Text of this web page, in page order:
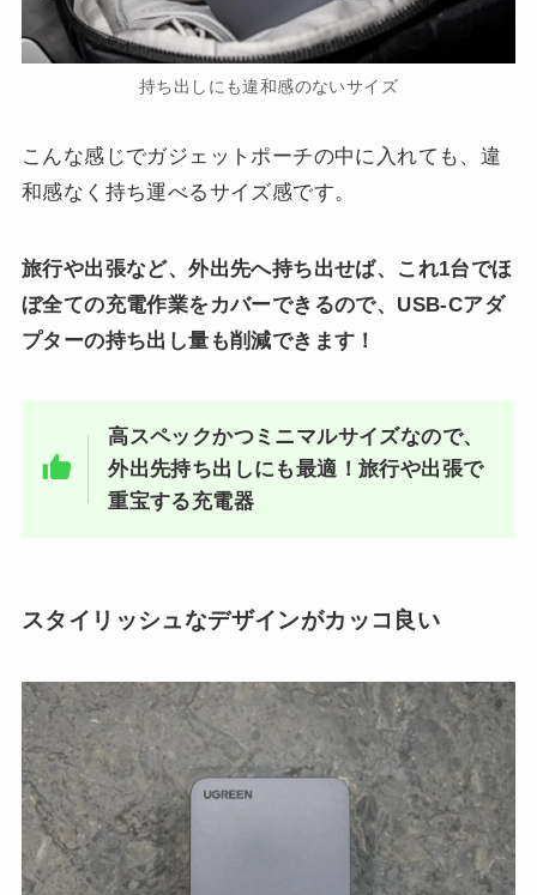
持ち出しにも違和感のないサイズ
こんな感じでガジェットポーチの中に入れても、違
和感なく持ち運べるサイズ感です。
旅行や出張など、外出先へ持ち出せば、これ1台でほ
ぼ全ての充電作業をカバーできるので、USB-Cアダ
プターの持ち出し量も削減できます！
高スペックかつミニマルサイズなので、
外出先持ち出しにも最適！旅行や出張で
重宝する充電器
スタイリッシュなデザインがカッコ良い